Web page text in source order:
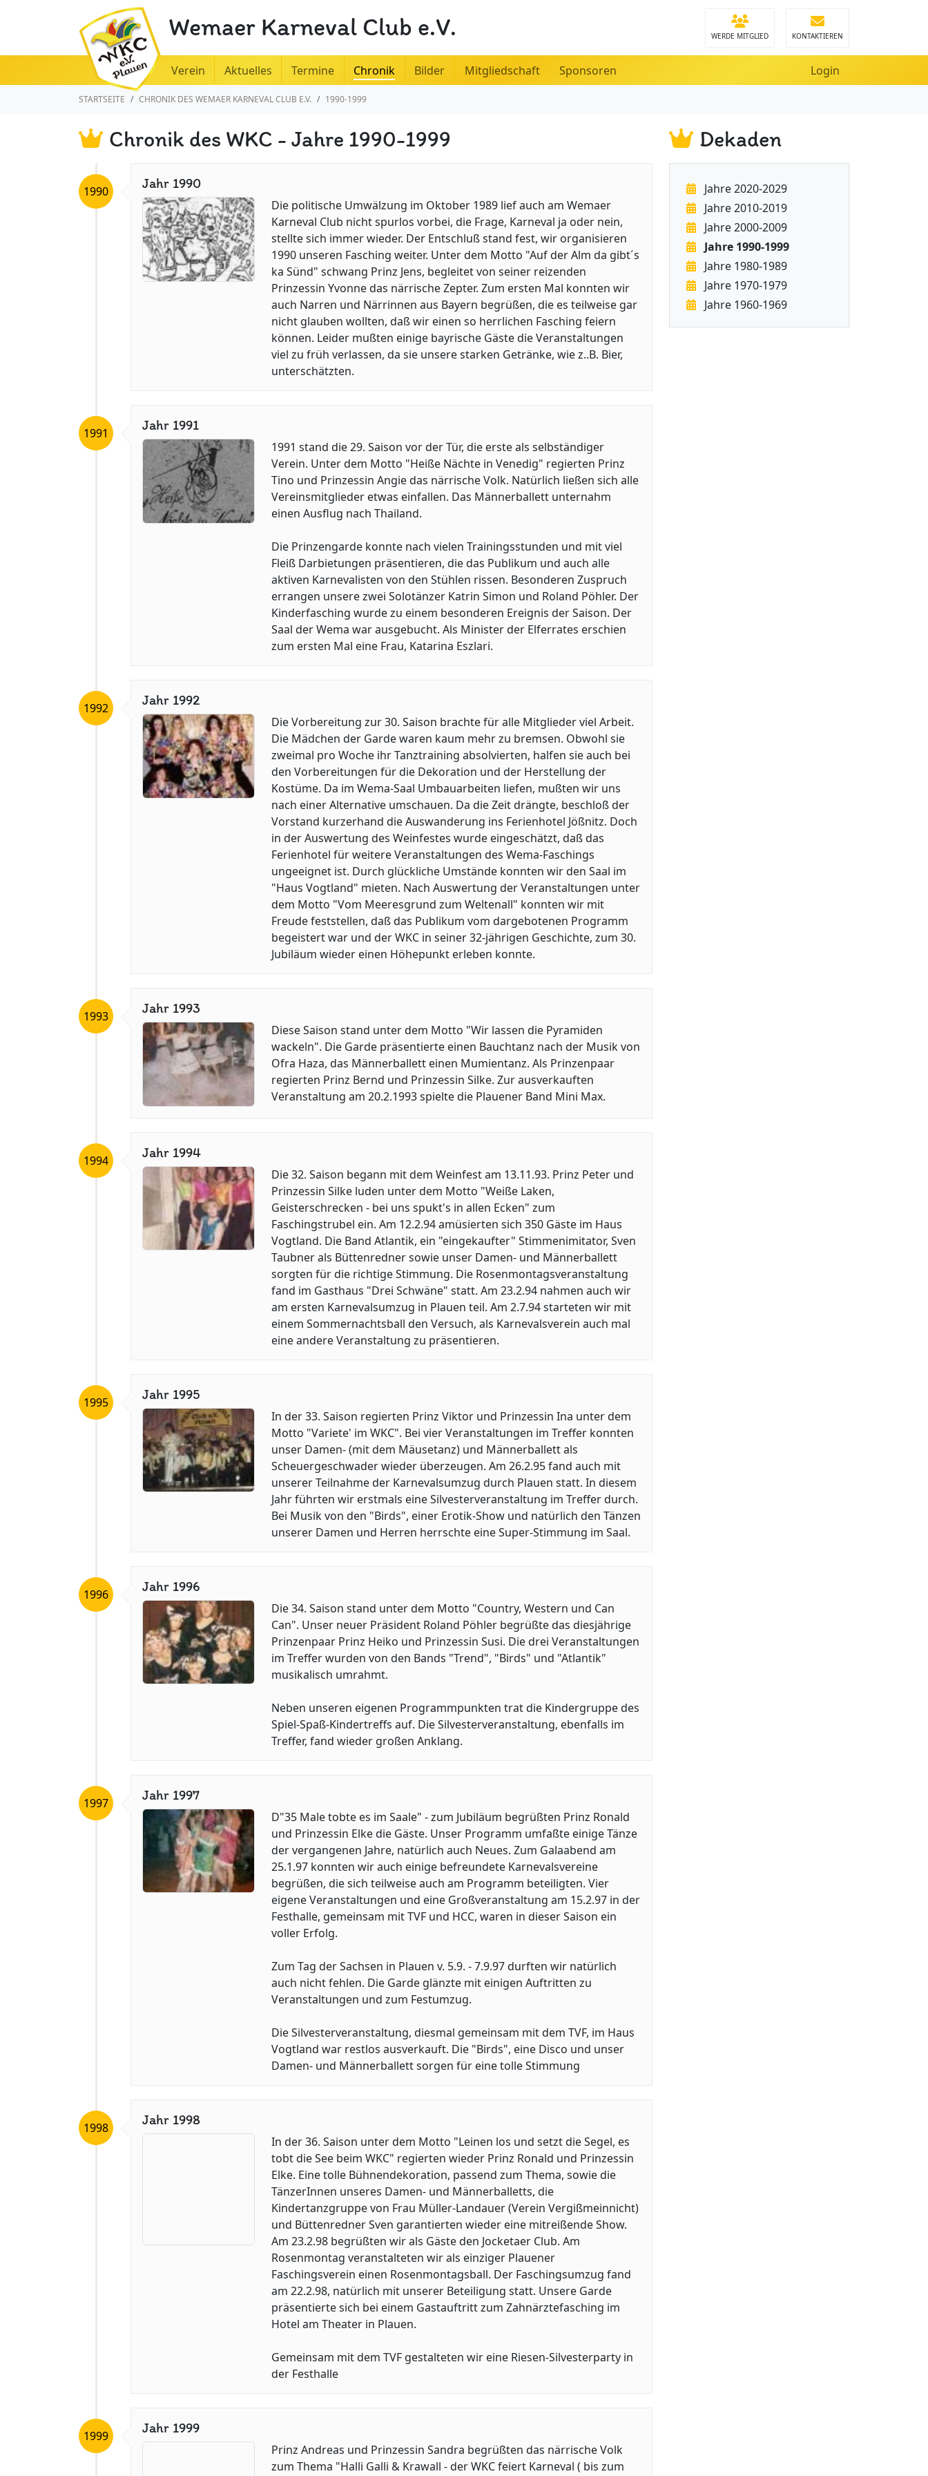
Wemaer Karneval Club e.V. WERDE MITGLIED KONTAKTIEREN
Verein Aktuelles Termine Chronik Bilder Mitgliedschaft Sponsoren Login
STARTSEITE CHRONIK DES WEMAER KARNEVAL CLUB E.V. 1990-1999
Chronik des WKC - Jahre 1990-1999
1990 Jahr 1990
Die politische Umwälzung im Oktober 1989 lief auch am Wemaer
Karneval Club nicht spurlos vorbei, die Frage, Karneval ja oder nein,
stellte sich immer wieder. Der Entschluß stand fest, wir organisieren
1990 unseren Fasching weiter. Unter dem Motto "Auf der Alm da gibt´s
ka Sünd" schwang Prinz Jens, begleitet von seiner reizenden
Prinzessin Yvonne das närrische Zepter. Zum ersten Mal konnten wir
auch Narren und Närrinnen aus Bayern begrüßen, die es teilweise gar
nicht glauben wollten, daß wir einen so herrlichen Fasching feiern
können. Leider mußten einige bayrische Gäste die Veranstaltungen
viel zu früh verlassen, da sie unsere starken Getränke, wie z..B. Bier,
unterschätzten.
1991 Jahr 1991
1991 stand die 29. Saison vor der Tür, die erste als selbständiger
Verein. Unter dem Motto "Heiße Nächte in Venedig" regierten Prinz
Tino und Prinzessin Angie das närrische Volk. Natürlich ließen sich alle
Vereinsmitglieder etwas einfallen. Das Männerballett unternahm
einen Ausflug nach Thailand.
Die Prinzengarde konnte nach vielen Trainingsstunden und mit viel
Fleiß Darbietungen präsentieren, die das Publikum und auch alle
aktiven Karnevalisten von den Stühlen rissen. Besonderen Zuspruch
errangen unsere zwei Solotänzer Katrin Simon und Roland Pöhler. Der
Kinderfasching wurde zu einem besonderen Ereignis der Saison. Der
Saal der Wema war ausgebucht. Als Minister der Elferrates erschien
zum ersten Mal eine Frau, Katarina Eszlari.
1992 Jahr 1992
Die Vorbereitung zur 30. Saison brachte für alle Mitglieder viel Arbeit.
Die Mädchen der Garde waren kaum mehr zu bremsen. Obwohl sie
zweimal pro Woche ihr Tanztraining absolvierten, halfen sie auch bei
den Vorbereitungen für die Dekoration und der Herstellung der
Kostüme. Da im Wema-Saal Umbauarbeiten liefen, mußten wir uns
nach einer Alternative umschauen. Da die Zeit drängte, beschloß der
Vorstand kurzerhand die Auswanderung ins Ferienhotel Jößnitz. Doch
in der Auswertung des Weinfestes wurde eingeschätzt, daß das
Ferienhotel für weitere Veranstaltungen des Wema-Faschings
ungeeignet ist. Durch glückliche Umstände konnten wir den Saal im
"Haus Vogtland" mieten. Nach Auswertung der Veranstaltungen unter
dem Motto "Vom Meeresgrund zum Weltenall" konnten wir mit
Freude feststellen, daß das Publikum vom dargebotenen Programm
begeistert war und der WKC in seiner 32-jährigen Geschichte, zum 30.
Jubiläum wieder einen Höhepunkt erleben konnte.
1993 Jahr 1993
Diese Saison stand unter dem Motto "Wir lassen die Pyramiden
wackeln". Die Garde präsentierte einen Bauchtanz nach der Musik von
Ofra Haza, das Männerballett einen Mumientanz. Als Prinzenpaar
regierten Prinz Bernd und Prinzessin Silke. Zur ausverkauften
Veranstaltung am 20.2.1993 spielte die Plauener Band Mini Max.
1994 Jahr 1994
Die 32. Saison begann mit dem Weinfest am 13.11.93. Prinz Peter und
Prinzessin Silke luden unter dem Motto "Weiße Laken,
Geisterschrecken - bei uns spukt's in allen Ecken" zum
Faschingstrubel ein. Am 12.2.94 amüsierten sich 350 Gäste im Haus
Vogtland. Die Band Atlantik, ein "eingekaufter" Stimmenimitator, Sven
Taubner als Büttenredner sowie unser Damen- und Männerballett
sorgten für die richtige Stimmung. Die Rosenmontagsveranstaltung
fand im Gasthaus "Drei Schwäne" statt. Am 23.2.94 nahmen auch wir
am ersten Karnevalsumzug in Plauen teil. Am 2.7.94 starteten wir mit
einem Sommernachtsball den Versuch, als Karnevalsverein auch mal
eine andere Veranstaltung zu präsentieren.
1995 Jahr 1995
In der 33. Saison regierten Prinz Viktor und Prinzessin Ina unter dem
Motto "Variete' im WKC". Bei vier Veranstaltungen im Treffer konnten
unser Damen- (mit dem Mäusetanz) und Männerballett als
Scheuergeschwader wieder überzeugen. Am 26.2.95 fand auch mit
unserer Teilnahme der Karnevalsumzug durch Plauen statt. In diesem
Jahr führten wir erstmals eine Silvesterveranstaltung im Treffer durch.
Bei Musik von den "Birds", einer Erotik-Show und natürlich den Tänzen
unserer Damen und Herren herrschte eine Super-Stimmung im Saal.
1996 Jahr 1996
Die 34. Saison stand unter dem Motto "Country, Western und Can
Can". Unser neuer Präsident Roland Pöhler begrüßte das diesjährige
Prinzenpaar Prinz Heiko und Prinzessin Susi. Die drei Veranstaltungen
im Treffer wurden von den Bands "Trend", "Birds" und "Atlantik"
musikalisch umrahmt.
Neben unseren eigenen Programmpunkten trat die Kindergruppe des
Spiel-Spaß-Kindertreffs auf. Die Silvesterveranstaltung, ebenfalls im
Treffer, fand wieder großen Anklang.
1997 Jahr 1997
D"35 Male tobte es im Saale" - zum Jubiläum begrüßten Prinz Ronald
und Prinzessin Elke die Gäste. Unser Programm umfaßte einige Tänze
der vergangenen Jahre, natürlich auch Neues. Zum Galaabend am
25.1.97 konnten wir auch einige befreundete Karnevalsvereine
begrüßen, die sich teilweise auch am Programm beteiligten. Vier
eigene Veranstaltungen und eine Großveranstaltung am 15.2.97 in der
Festhalle, gemeinsam mit TVF und HCC, waren in dieser Saison ein
voller Erfolg.
Zum Tag der Sachsen in Plauen v. 5.9. - 7.9.97 durften wir natürlich
auch nicht fehlen. Die Garde glänzte mit einigen Auftritten zu
Veranstaltungen und zum Festumzug.
Die Silvesterveranstaltung, diesmal gemeinsam mit dem TVF, im Haus
Vogtland war restlos ausverkauft. Die "Birds", eine Disco und unser
Damen- und Männerballett sorgen für eine tolle Stimmung
1998 Jahr 1998
In der 36. Saison unter dem Motto "Leinen los und setzt die Segel, es
tobt die See beim WKC" regierten wieder Prinz Ronald und Prinzessin
Elke. Eine tolle Bühnendekoration, passend zum Thema, sowie die
TänzerInnen unseres Damen- und Männerballetts, die
Kindertanzgruppe von Frau Müller-Landauer (Verein Vergißmeinnicht)
und Büttenredner Sven garantierten wieder eine mitreißende Show.
Am 23.2.98 begrüßten wir als Gäste den Jocketaer Club. Am
Rosenmontag veranstalteten wir als einziger Plauener
Faschingsverein einen Rosenmontagsball. Der Faschingsumzug fand
am 22.2.98, natürlich mit unserer Beteiligung statt. Unsere Garde
präsentierte sich bei einem Gastauftritt zum Zahnärztefasching im
Hotel am Theater in Plauen.
Gemeinsam mit dem TVF gestalteten wir eine Riesen-Silvesterparty in
der Festhalle
1999 Jahr 1999
Prinz Andreas und Prinzessin Sandra begrüßten das närrische Volk
zum Thema "Halli Galli & Krawall - der WKC feiert Karneval ( bis zum
Dekaden
Jahre 2020-2029
Jahre 2010-2019
Jahre 2000-2009
Jahre 1990-1999
Jahre 1980-1989
Jahre 1970-1979
Jahre 1960-1969